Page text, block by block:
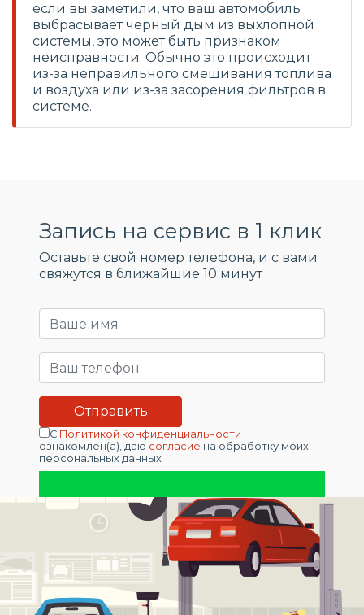
если вы заметили, что ваш автомобиль
выбрасывает черный дым из выхлопной
системы, это может быть признаком
неисправности. Обычно это происходит
из-за неправильного смешивания топлива
и воздуха или из-за засорения фильтров в
системе.
Запись на сервис в 1 клик
Оставьте свой номер телефона, и c вами
свяжутся в ближайшие 10 минут
С Политикой конфиденциальности
ознакомлен(а), даю согласие на обработку моих
персональных данных